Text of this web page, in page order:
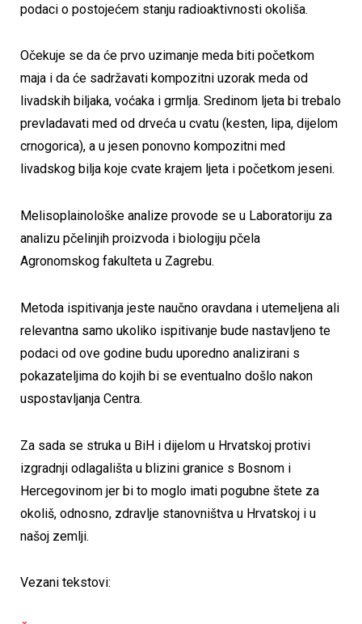
podaci o postojećem stanju radioaktivnosti okoliša.
Očekuje se da će prvo uzimanje meda biti početkom
maja i da će sadržavati kompozitni uzorak meda od
livadskih biljaka, voćaka i grmlja. Sredinom ljeta bi trebalo
prevladavati med od drveća u cvatu (kesten, lipa, dijelom
crnogorica), a u jesen ponovno kompozitni med
livadskog bilja koje cvate krajem ljeta i početkom jeseni.
Melisoplainološke analize provode se u Laboratoriju za
analizu pčelinjih proizvoda i biologiju pčela
Agronomskog fakulteta u Zagrebu.
Metoda ispitivanja jeste naučno oravdana i utemeljena ali
relevantna samo ukoliko ispitivanje bude nastavljeno te
podaci od ove godine budu uporedno analizirani s
pokazateljima do kojih bi se eventualno došlo nakon
uspostavljanja Centra.
Za sada se struka u BiH i dijelom u Hrvatskoj protivi
izgradnji odlagališta u blizini granice s Bosnom i
Hercegovinom jer bi to moglo imati pogubne štete za
okoliš, odnosno, zdravlje stanovništva u Hrvatskoj i u
našoj zemlji.
Vezani tekstovi: